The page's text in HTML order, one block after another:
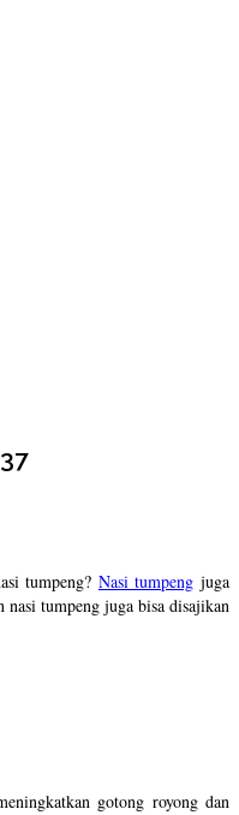
tumpeng? Nasi tumpeng juga
nasi tumpeng juga bisa disajikan
gotong royong dan